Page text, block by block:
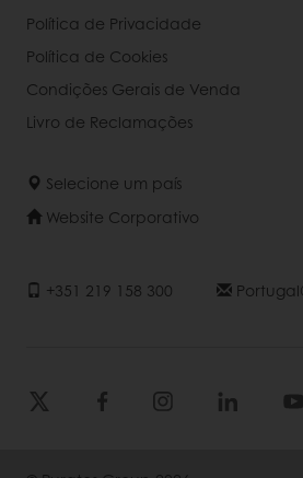
Política de Privacidade
Política de Cookies
Condições Gerais de Venda
Livro de Reclamações
Selecione um país
Website Corporativo
+351 219 158 300